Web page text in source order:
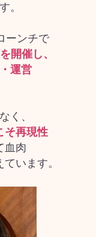
。
ーンチで
開催し、
運営
く、
そ再現性
血肉
います。